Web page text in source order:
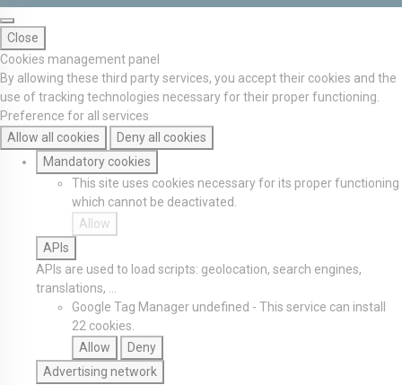
Close
Cookies management panel
By allowing these third party services, you accept their cookies and the
use of tracking technologies necessary for their proper functioning.
Preference for all services
Allow all cookies
Deny all cookies
Mandatory cookies
This site uses cookies necessary for its proper functioning
which cannot be deactivated.
Allow
APIs
APIs are used to load scripts: geolocation, search engines,
translations, ...
Google Tag Manager undefined - This service can install
22 cookies.
Allow
Deny
Advertising network